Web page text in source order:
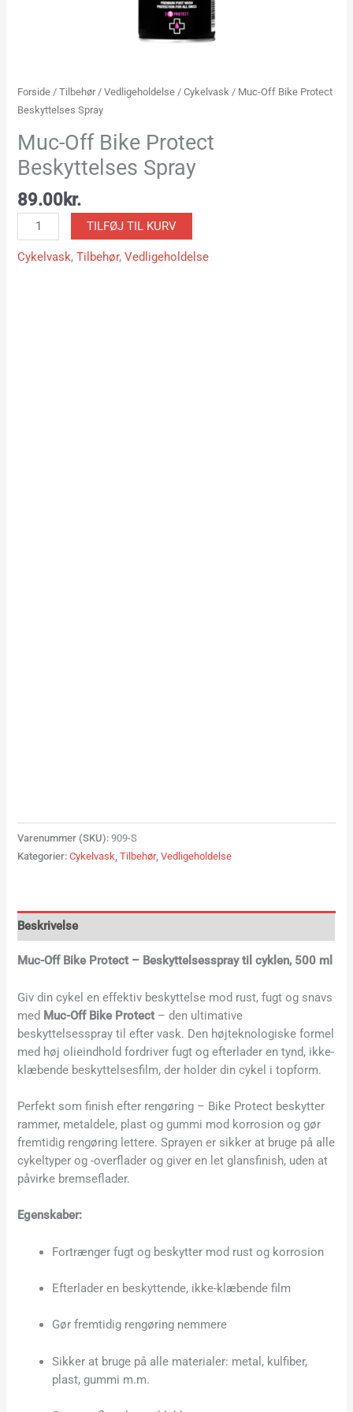
Forside /Tilbehør/Vedligeholdelse /Cykelvask / Muc-Off Bike Protect
Beskyttelses Spray
Muc-Off Bike Protect
Beskyttelses Spray
89.00kr.
TILFØJ TIL KURV
Cykelvask,Tilbehør,Vedligeholdelse
Varenummer (SKU):909-S
Kategorier:Cykelvask ,Tilbehør,Vedligeholdelse
Beskrivelse
Muc-Off Bike Protect – Beskyttelsesspray til cyklen, 500 ml
Giv din cykel en effektiv beskyttelse mod rust, fugt og snavs
med Muc-Off Bike Protect– den ultimative
beskyttelsesspray til efter vask. Den højteknologiske formel
med høj olieindhold fordriver fugt og efterlader en tynd, ikke-
klæbende beskyttelsesfilm, der holder din cykel i topform.
Perfekt som finish efter rengøring – Bike Protect beskytter
rammer, metaldele, plast og gummi mod korrosion og gør
fremtidig rengøring lettere. Sprayen er sikker at bruge på alle
cykeltyper og -overflader og giver en let glansfinish, uden at
påvirke bremseflader.
Egenskaber:
Fortrænger fugt og beskytter mod rust og korrosion
Efterlader en beskyttende, ikke-klæbende film
Gør fremtidig rengøring nemmere
Sikker at bruge på alle materialer: metal, kulfiber,
plast, gummi m.m.